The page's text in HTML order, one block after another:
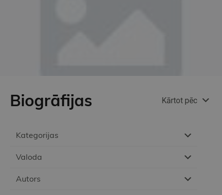
Kategorijas
Valoda
Autors
Biogrāfijas Kārtot pēc